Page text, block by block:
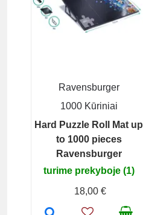
Ravensburger
1000 Kūriniai
Hard Puzzle Roll Mat up
to 1000 pieces
Ravensburger
turime prekyboje (1)
18,00 €